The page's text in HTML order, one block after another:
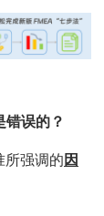
错误的？
所强调的因